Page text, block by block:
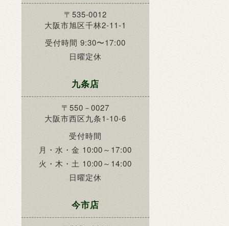
〒535-0012
大阪市旭区千林2-11-1
受付時間 9:30〜17:00
日曜定休
九条店
〒550－0027
大阪市西区九条1-10-6
受付時間
月・水・金 10:00～17:00
火・木・土 10:00～14:00
日曜定休
今市店